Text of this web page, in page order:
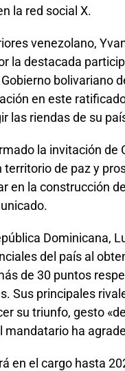
la red social X.
venezolano,
la destacada
bolivariano
en este
las riendas de su
la invitación de
territorio de paz y
en la construcción
Dominicana,
del país al
de 30 puntos
Sus principales
su triunfo, gesto
mandatario ha
en el cargo hasta